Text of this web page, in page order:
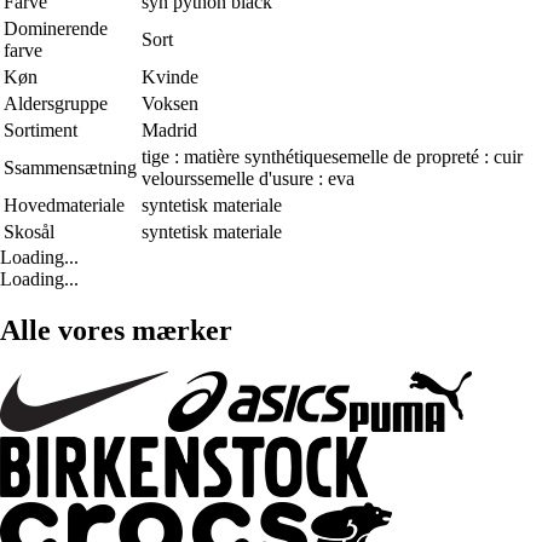
Dominerende
farve
Sort
Køn
Kvinde
Aldersgruppe
Voksen
Sortiment
Madrid
Ssammensætning
tige : matière synthétiquesemelle de propreté : cuir
velourssemelle d'usure : eva
Hovedmateriale
syntetisk materiale
Skosål
syntetisk materiale
Loading...
Loading...
Alle vores mærker